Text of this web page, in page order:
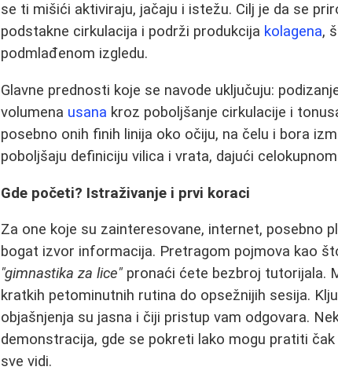
se ti mišići aktiviraju, jačaju i istežu. Cilj je da se
podstakne cirkulacija i podrži produkcija kolagena,
podmlađenom izgledu.
Glavne prednosti koje se navode uključuju:
volumena usana kroz poboljšanje cirkulacije i
posebno onih finih linija oko očiju, na čelu i bora
poboljšaju definiciju vilica i vrata, dajući
Gde početi? Istraživanje i prvi koraci
Za one koje su zainteresovane, internet, posebno
bogat izvor informacija. Pretragom pojmova kao
"gimnastika za lice" pronaći ćete bezbroj tutorijala.
kratkih petominutnih rutina do opsežnijih sesija.
objašnjenja su jasna i čiji pristup vam odgovara.
demonstracija, gde se pokreti lako mogu pratiti
sve vidi.